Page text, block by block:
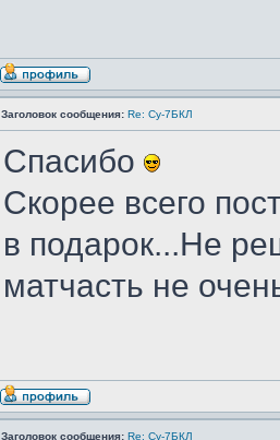
Заголовок сообщения: Re: Су-7БКЛ
Спасибо
Скорее всего
в подарок...Не
матчасть не
Заголовок сообщения: Re: Су-7БКЛ